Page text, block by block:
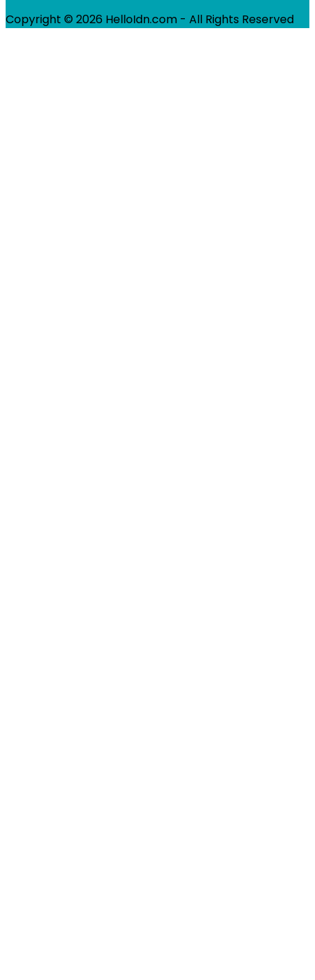
Copyright © 2026 HelloIdn.com - All Rights Reserved